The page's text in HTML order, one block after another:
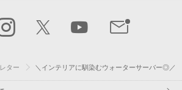
ター ＼インテリアに馴染むウォーターサーバー◎／